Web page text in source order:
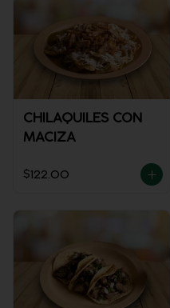
CHILAQUILES CON
MACIZA
$122.00